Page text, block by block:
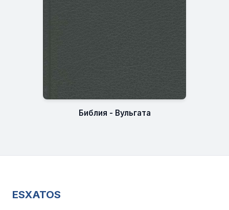
Библия - Вульгата
ESXATOS